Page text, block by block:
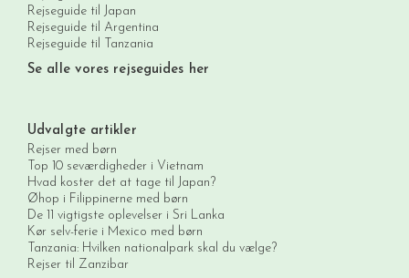
Rejseguide til Japan
Rejseguide til Argentina
Rejseguide til Tanzania
Se alle vores rejseguides her
Udvalgte artikler
Rejser med børn
Top 10 seværdigheder i Vietnam
Hvad koster det at tage til Japan?
Øhop i Filippinerne med børn
De 11 vigtigste oplevelser i Sri Lanka
Kør selv-ferie i Mexico med børn
Tanzania: Hvilken nationalpark skal du vælge?
Rejser til Zanzibar